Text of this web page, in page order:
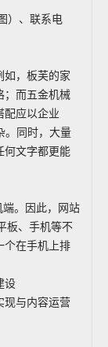
）、联系电
如，板芙的家
；而五金机械
配应以企业
。同时，大量
何文字都更能
端。因此，网站
板、手机等不
个在手机上排
设
现与内容运营